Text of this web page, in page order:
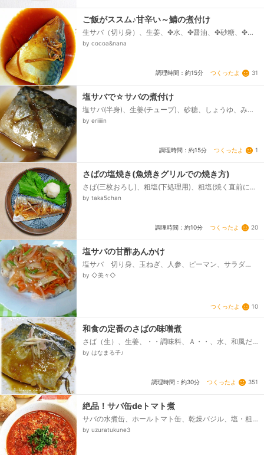
ご飯がススム♪甘辛い～鯖の煮付け
生サバ（切り身）、生姜、✤水、✤醤油、✤砂糖、✤み
りん、✤酒
by cocoa&nana
調理時間：約15分 つくったよ 31
塩サバで☆サバの煮付け
塩サバ(半身)、生姜(チューブ)、砂糖、しょうゆ、みり
ん、酒、水、だしの素
by eriiiiin
調理時間：約15分 つくったよ 1
さばの塩焼き(魚焼きグリルでの焼き方)
さば(三枚おろし)、粗塩(下処理用)、粗塩(焼く直前にか
ける塩)、＊＊＊＊、サラダ油(グリル網に塗る油)...
by taka5chan
調理時間：約10分 つくったよ 20
塩サバの甘酢あんかけ
塩サバ 切り身、玉ねぎ、人参、ピーマン、サラダ
油、片栗粉、★酢、★砂糖、★しょうゆ、★酒、★片
by ◇美々◇
つくったよ 10
和食の定番のさばの味噌煮
さば（生）、生姜、・・調味料、Ａ・・、水、和風だ
しの素（粉末）、酒、みりん、味噌、・・調味料、
by はなまる子♪
調理時間：約30分 つくったよ 351
絶品！サバ缶deトマト煮
サバの水煮缶、ホールトマト缶、乾燥バジル、塩・粗
びき黒コショウ、ニンニク、オリーブ油
by uzuratukune3